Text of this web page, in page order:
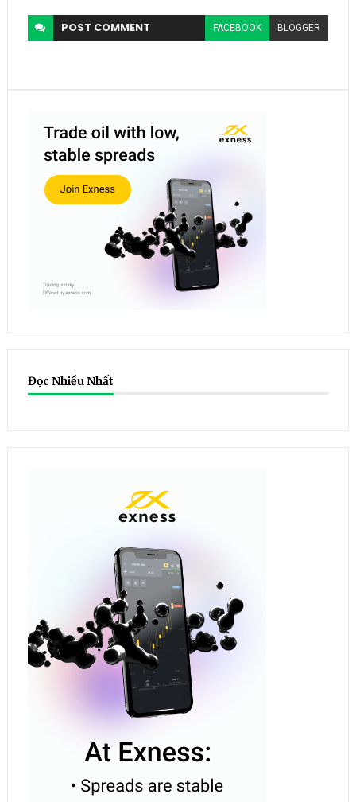
POST COMMENT FACEBOOK BLOGGER
Đọc Nhiều Nhất